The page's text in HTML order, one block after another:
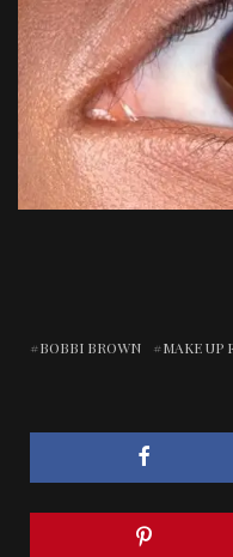
BOBBI BROWN MAKE UP